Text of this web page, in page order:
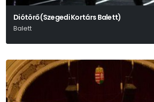
Diótörő (Szegedi Kortárs Balett)
Balett